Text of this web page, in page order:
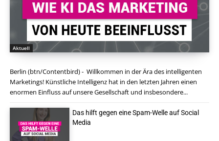
Aktuell
Berlin (btn/Contentbird) - Willkommen in der Ära des intelligenten
Marketings! Künstliche Intelligenz hat in den letzten Jahren einen
enormen Einfluss auf unsere Gesellschaft und insbesondere...
Das hilft gegen eine Spam-Welle auf Social
Media